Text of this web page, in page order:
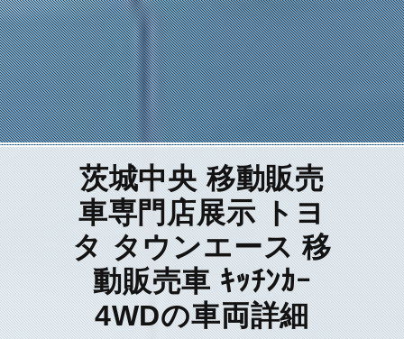
茨城中央 移動販売
車専門店展示 トヨ
タ タウンエース 移
動販売車 ｷｯﾁﾝｶｰ
4WDの車両詳細